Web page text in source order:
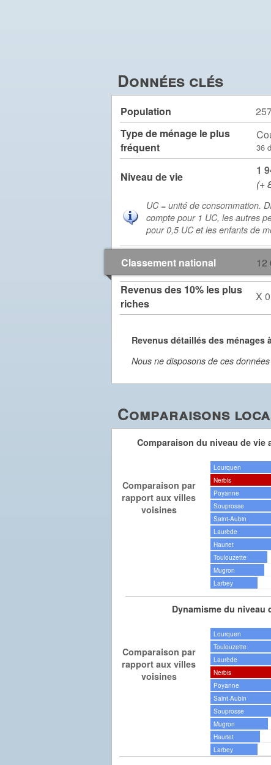
Données clés
Population
Type de ménage le plus
fréquent
36
Niveau de vie
1
(+
UC = unité de consommation.
compte pour 1 UC, les autres
pour 0,5 UC et les enfants de
Classement national 12
Revenus des 10% les plus
riches
X
Revenus détaillés des ménages
Nous ne disposons de ces
Comparaisons
Comparaison du niveau de vie
Comparaison par
rapport aux villes
voisines
Lourquen
Nerbis
Poyanne
Souprosse
Saint-Aubin
Laurède
Hauriet
Toulouzette
Mugron
Larbey
Dynamisme du niveau
Comparaison par
rapport aux villes
voisines
Lourquen
Toulouzette
Laurède
Nerbis
Poyanne
Saint-Aubin
Souprosse
Mugron
Hauriet
Larbey